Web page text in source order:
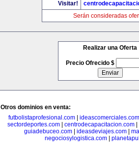
Visitar!
Serán consideradas
Realizar una Oferta
Precio Ofrecido $
Otros dominios en venta:
futbolistaprofesional.com
ideascomerciales.com
sectordeportes.com| centrodecapacitacion.com|
guiadebuceo.com
ideasdeviajes.com
negociosylogistica.com